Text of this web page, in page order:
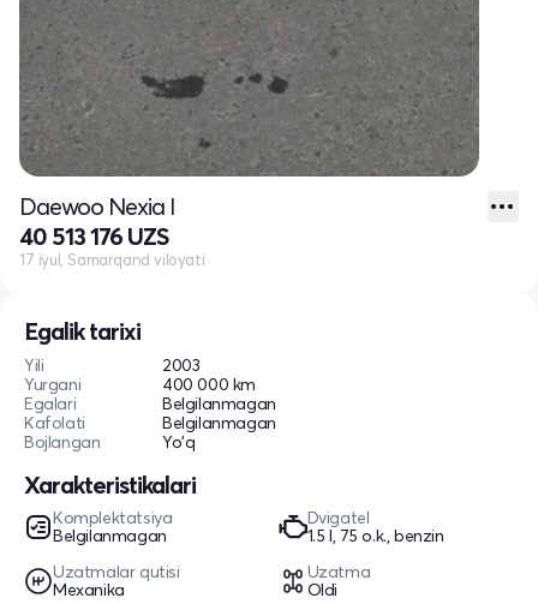
Egalik tarixi
Yili
2003
Yurgani
400 000 km
Egalari
Belgilanmagan
Kafolati
Belgilanmagan
Bojlangan
Yo'q
Xarakteristikalari
Komplektatsiya
Belgilanmagan
Dvigatel
1.5 l, 75 o.k., benzin
Uzatmalar qutisi
Mexanika
Uzatma
Oldi
Daewoo Nexia I
40 513 176 UZS
17 iyul, Samarqand viloyati